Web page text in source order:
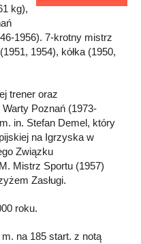
kg),
1956). 7-krotny mistrz
1954), kółka (1950,
trener oraz
Poznań (1973-
in. Stefan Demel, który
na Igrzyska w
Związku
Mistrz Sportu (1957)
Zasługi.
roku.
m. na 185 start. z notą